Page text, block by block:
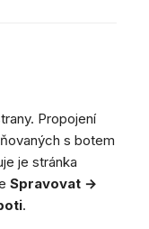
Propojení
s botem
je stránka
Spravovat →
.